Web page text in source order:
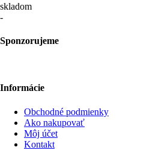
skladom
-
Sponzorujeme
Informácie
Obchodné podmienky
Ako nakupovať
Môj účet
Kontakt